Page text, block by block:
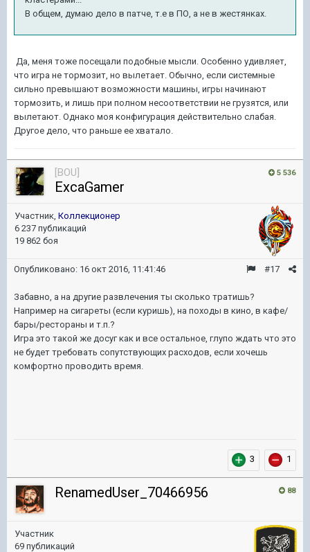
В общем, думаю дело в патче, т.е в ПО, а не в жестянках.
Да, меня тоже посещали подобные мысли. Особенно удивляет,
что игра не тормозит, но вылетает. Обычно, если системные
сильно превышают возможности машины, игры начинают
тормозить, и лишь при полном несоответствии не грузятся, или
вылетают. Однако моя конфигурация действительно слабая.
Другое дело, что раньше ее хватало.
5 536
[BOU]
ExcaGamer
Участник, Коллекционер
6 237 публикаций
19 862 боя
#17
Опубликовано: 16 окт 2016, 11:41:46
Забавно, а на другие развлечения ты сколько тратишь?
Например на сигареты (если куришь), на походы в кино, в кафе/
бары/рестораны и т.п.?
Игра это такой же досуг как и все остальное, глупо ждать что это
не будет требовать сопутствующих расходов, если хочешь
комфортно проводить время.
3 1
88
RenamedUser_70466956
Участник
69 публикаций